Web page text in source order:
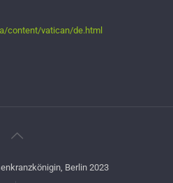
content/vatican/de.html
Berlin 2023